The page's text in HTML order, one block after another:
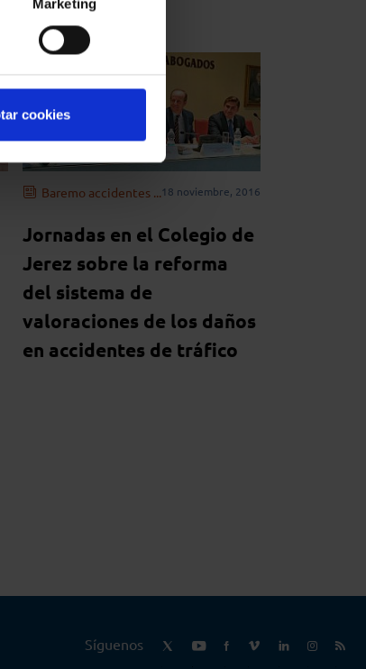
Marketing
cookies
Baremo accidentes ...18 noviembre, 2016
Jornadas en el Colegio de
Jerez sobre la reforma
del sistema de
valoraciones de los daños
en accidentes de tráfico
Síguenos